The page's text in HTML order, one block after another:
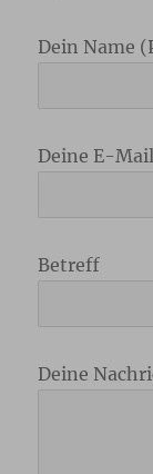
Dein Name
Deine E-
Betreff
Deine